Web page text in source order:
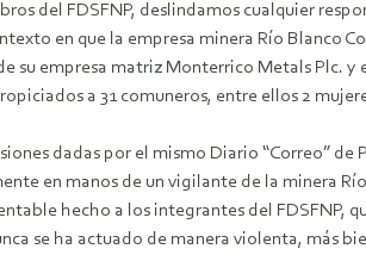
del FDSFNP, deslindamos cualquier
en que la empresa minera Río Blanco
de su empresa matriz Monterrico Metals Plc.
a 31 comuneros, entre ellos 2
dadas por el mismo Diario “Correo”
en manos de un vigilante de la minera
hecho a los integrantes del FDSFNP,
se ha actuado de manera violenta, más